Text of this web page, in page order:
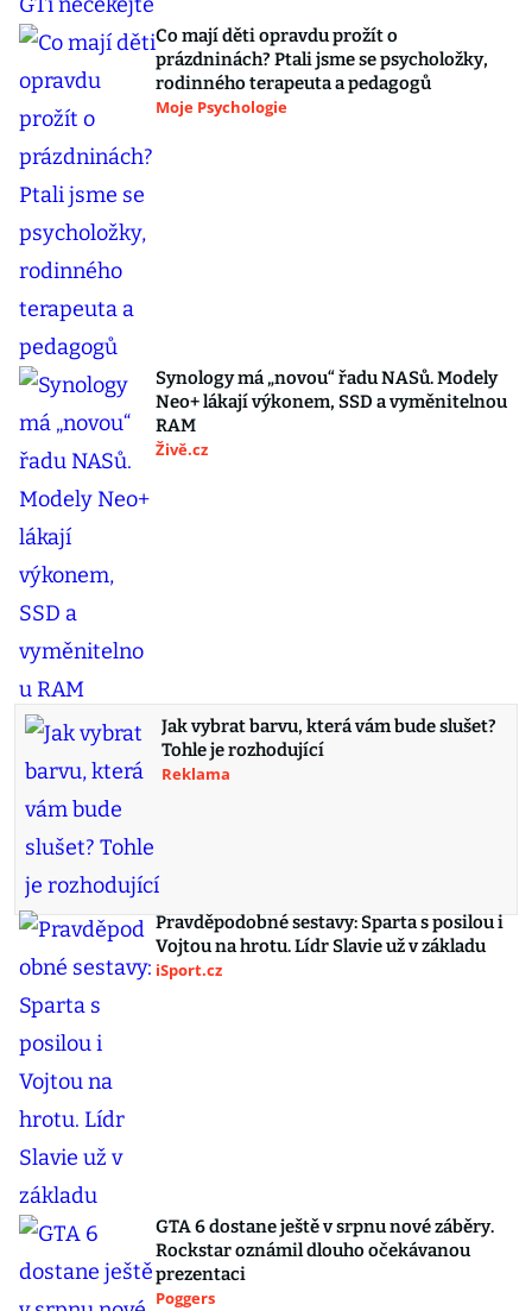
Co mají děti opravdu prožít o
prázdninách? Ptali jsme se psycholožky,
rodinného terapeuta a pedagogů
Moje Psychologie
Synology má „novou“ řadu NASů. Modely
Neo+ lákají výkonem, SSD a vyměnitelnou
RAM
Živě.cz
Jak vybrat barvu, která vám bude slušet?
Tohle je rozhodující
Reklama
Pravděpodobné sestavy: Sparta s posilou i
Vojtou na hrotu. Lídr Slavie už v základu
iSport.cz
GTA 6 dostane ještě v srpnu nové záběry.
Rockstar oznámil dlouho očekávanou
prezentaci
Poggers